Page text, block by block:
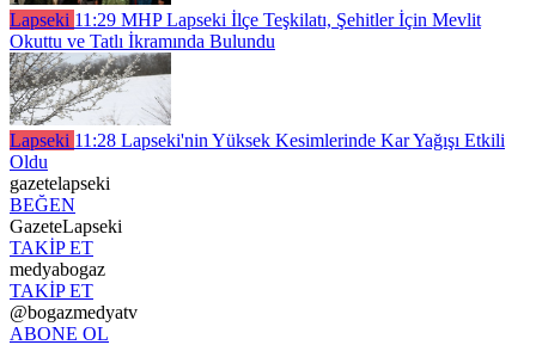
Lapseki 11:29 MHP Lapseki İlçe Teşkilatı, Şehitler İçin Mevlit
Okuttu ve Tatlı İkramında Bulundu
Lapseki 11:28 Lapseki'nin Yüksek Kesimlerinde Kar Yağışı Etkili
Oldu
gazetelapseki
BEĞEN
GazeteLapseki
TAKİP ET
medyabogaz
TAKİP ET
@bogazmedyatv
ABONE OL